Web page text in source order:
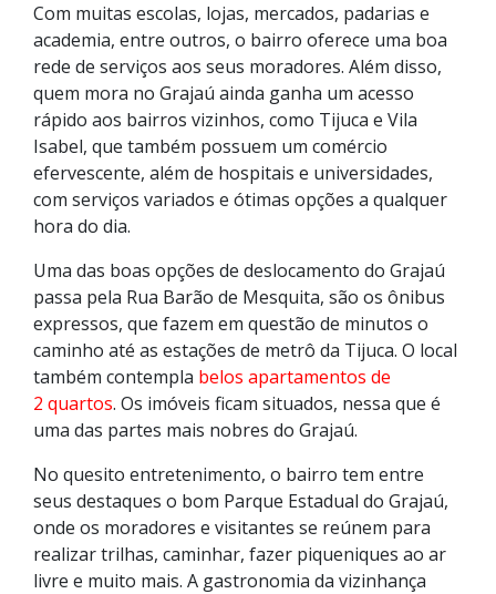
Com muitas escolas, lojas, mercados, padarias e
academia, entre outros, o bairro oferece uma boa
rede de serviços aos seus moradores. Além disso,
quem mora no Grajaú ainda ganha um acesso
rápido aos bairros vizinhos, como Tijuca e Vila
Isabel, que também possuem um comércio
efervescente, além de hospitais e universidades,
com serviços variados e ótimas opções a qualquer
hora do dia.
Uma das boas opções de deslocamento do Grajaú
passa pela Rua Barão de Mesquita, são os ônibus
expressos, que fazem em questão de minutos o
caminho até as estações de metrô da Tijuca. O local
também contempla belos apartamentos de
2 quartos. Os imóveis ficam situados, nessa que é
uma das partes mais nobres do Grajaú.
No quesito entretenimento, o bairro tem entre
seus destaques o bom Parque Estadual do Grajaú,
onde os moradores e visitantes se reúnem para
realizar trilhas, caminhar, fazer piqueniques ao ar
livre e muito mais. A gastronomia da vizinhança